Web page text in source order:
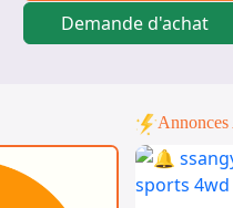
Demande d'achat
Annonces